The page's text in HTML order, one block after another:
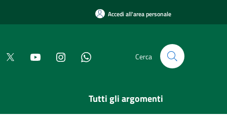
Accedi all'area personale
Cerca
Tutti gli argomenti